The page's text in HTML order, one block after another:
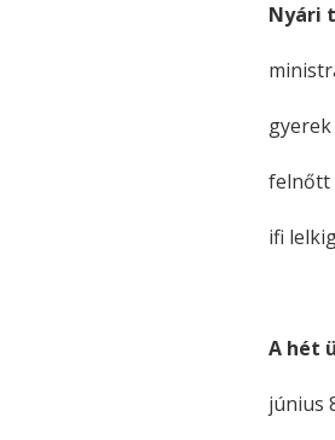
Nyári
ifi
A hét